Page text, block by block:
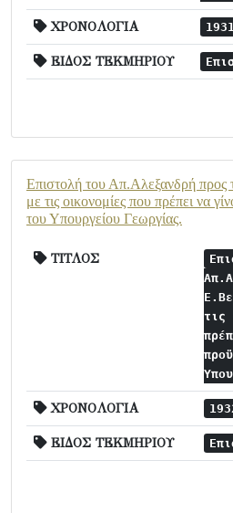
ΧΡΟΝΟΛΟΓΙΑ
ΕΙΔΟΣ ΤΕΚΜΗΡΙΟΥ
Επιστολή του Απ.Αλεξανδρή προς
με τις οικονομίες που πρέπει να
του Υπουργείου Γεωργίας.
ΤΙΤΛΟΣ
τις
ΧΡΟΝΟΛΟΓΙΑ
ΕΙΔΟΣ ΤΕΚΜΗΡΙΟΥ